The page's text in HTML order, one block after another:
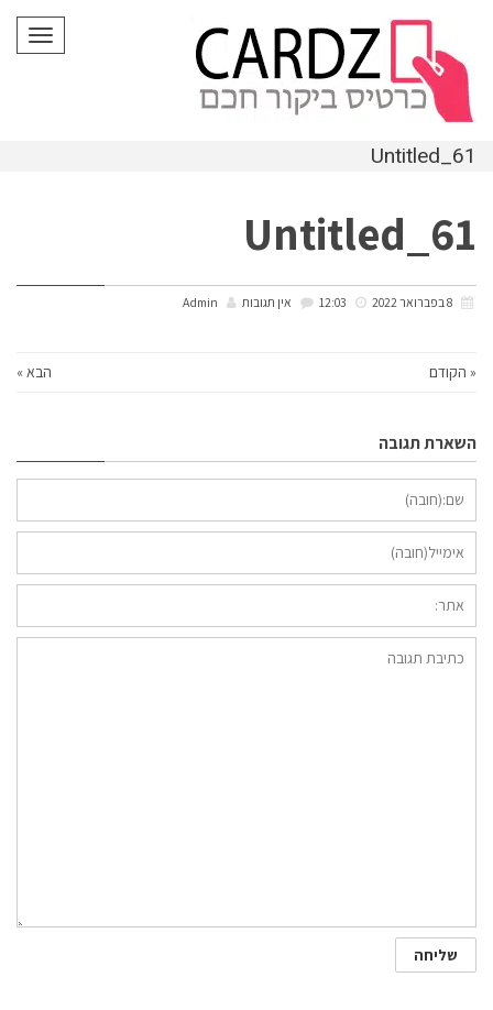
תפריט
Untitled_61
Untitled_61
אין תגובות Admin
« הקודם הבא »
השארת תגובה